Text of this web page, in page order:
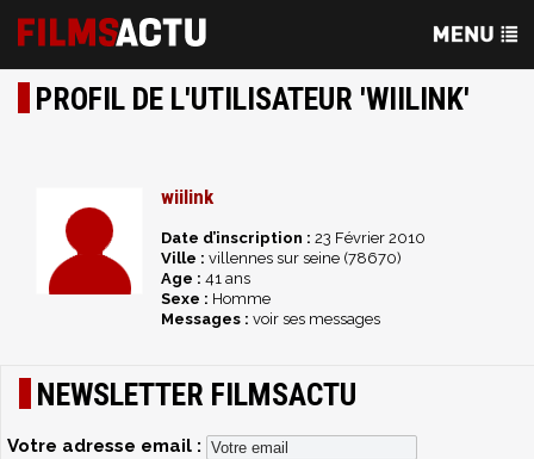
PROFIL DE L'UTILISATEUR 'WIILINK'
wiilink
Date d’inscription : 23 Février 2010
Ville : villennes sur seine (78670)
Age : 41 ans
Sexe : Homme
Messages : voir ses messages
NEWSLETTER FILMSACTU
Votre adresse email :